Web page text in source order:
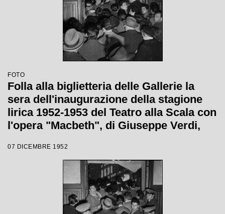
FOTO
Folla alla biglietteria delle Gallerie la
sera dell'inaugurazione della stagione
lirica 1952-1953 del Teatro alla Scala con
l'opera "Macbeth", di Giuseppe Verdi,
di Carl Ebert
07 DICEMBRE 1952